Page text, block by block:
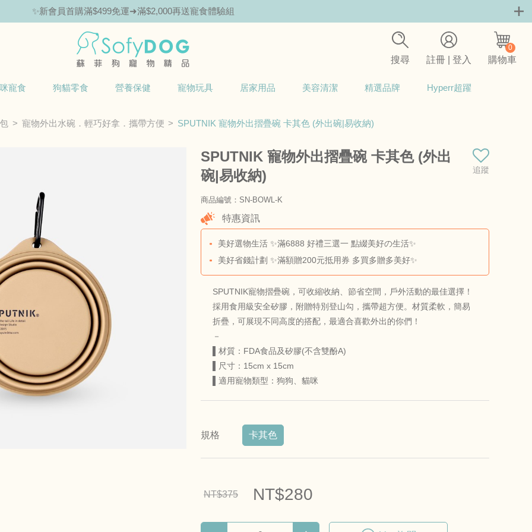
🎁Hello新朋友！完成註冊送指定商品85折抵用券
搜尋 註冊 | 登入
0
購物車
寵食 狗貓零食 營養保健 寵物玩具 居家用品 美容清潔 精選品牌 Hyperr超躍
寵物外出水碗．輕巧好拿．攜帶方便 SPUTNIK 寵物外出摺疊碗 卡其色 (外出碗|易收納)
SPUTNIK 寵物外出摺疊碗 卡其色 (外出
碗|易收納)
追蹤
商品編號：SN-BOWL-K
特惠資訊
美好選物生活 ✨滿6888 好禮三選一 點綴美好の生活✨
美好省錢計劃 ✨滿額贈200元抵用券 多買多贈多美好✨
SPUTNIK寵物摺疊碗，可收縮收納、節省空間，戶外活動的最佳選擇！
採用食用級安全矽膠，附贈特別登山勾，攜帶超方便。材質柔軟，簡易
折疊，可展現不同高度的搭配，最適合喜歡外出的你們！
－
▌材質：FDA食品及矽膠(不含雙酚A)
▌尺寸：15cm x 15cm
▌適用寵物類型：狗狗、貓咪
規格 卡其色
NT$375 NT$280